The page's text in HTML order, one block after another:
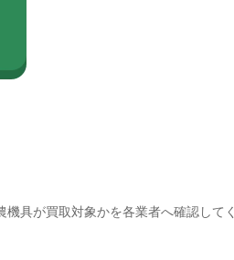
具が買取対象かを各業者へ確認してく